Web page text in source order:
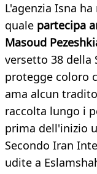
L'agenzia Isna
quale partecipa
Masoud
versetto 38 della
protegge coloro
ama alcun
raccolta lungo i
prima dell'inizio
Secondo Iran
udite a